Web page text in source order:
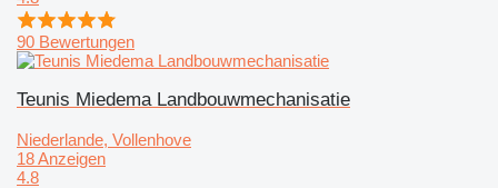
90 Bewertungen
Teunis Miedema Landbouwmechanisatie
Niederlande, Vollenhove
18 Anzeigen
4.8